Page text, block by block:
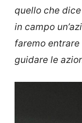
quello che
in campo
faremo
guidare le